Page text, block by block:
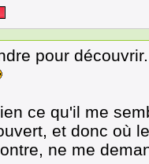
pour
ce qu'il me
et donc où
ne me